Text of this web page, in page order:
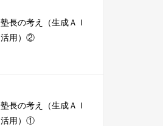
塾長の考え（生成ＡＩ
活用）②
塾長の考え（生成ＡＩ
活用）①